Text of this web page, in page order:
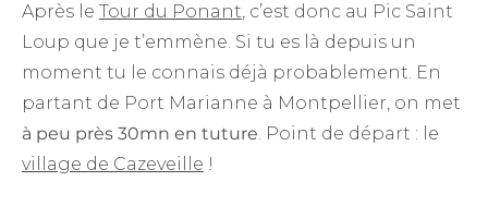
Après le Tour du Ponant, c’est donc au Pic Saint
Loup que je t’emmène. Si tu es là depuis un
moment tu le connais déjà probablement. En
partant de Port Marianne à Montpellier, on met
à peu près 30mn en tuture. Point de départ : le
village de Cazeveille !